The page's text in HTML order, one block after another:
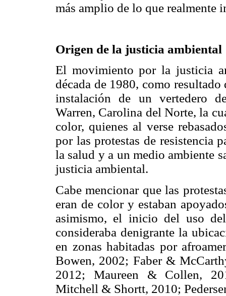
más amplio de lo que realmente
Origen de la justicia ambiental
El movimiento por la justicia
década de 1980, como
instalación de un vertedero
Warren, Carolina del Norte, la
color, quienes al verse
por las protestas de resistencia
la salud y a un medio ambiente
justicia ambiental.
Cabe mencionar que las
eran de color y estaban
asimismo, el inicio del uso
consideraba denigrante la
en zonas habitadas por
Bowen, 2002; Faber &
2012; Maureen & Collen,
Mitchell & Shortt, 2010;